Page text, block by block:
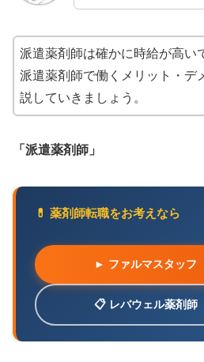
派遣薬剤師は確かに時給が高い
派遣薬剤師で働くメリット・デ
説していきましょう。
「派遣薬剤師」
💊 薬剤師転職をお考えなら
► ファルマスタッフ
📋 レバウェル薬剤師